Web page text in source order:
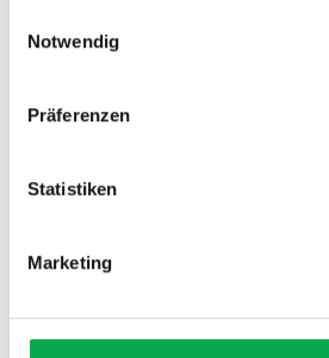
Notwendig
Präferenzen
Statistiken
Marketing
E-Mail:kommunikation@tgtv.ch
Zuständig bei rechtlichen
Gerichtsstand am Sitz des